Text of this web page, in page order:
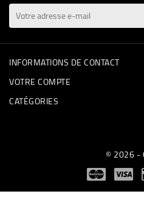
INFORMATIONS DE CONTACT
VOTRE COMPTE
CATÉGORIES
© 2026 -